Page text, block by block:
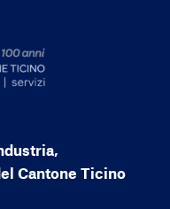
Cantone Ticino